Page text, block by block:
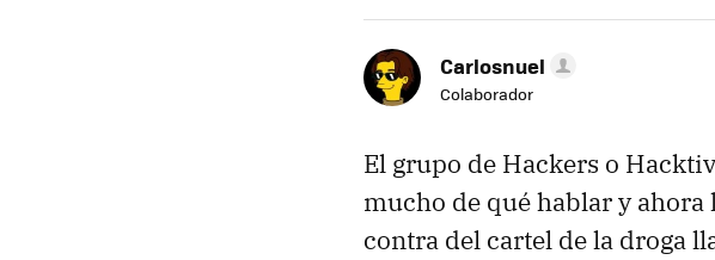
Carlosnuel
Colaborador
El grupo de Hackers o
mucho de qué hablar y
contra del cartel de la droga